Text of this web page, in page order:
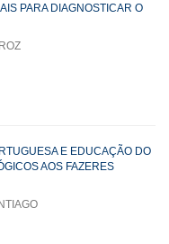
PARA DIAGNOSTICAR O
E EDUCAÇÃO DO
AOS FAZERES